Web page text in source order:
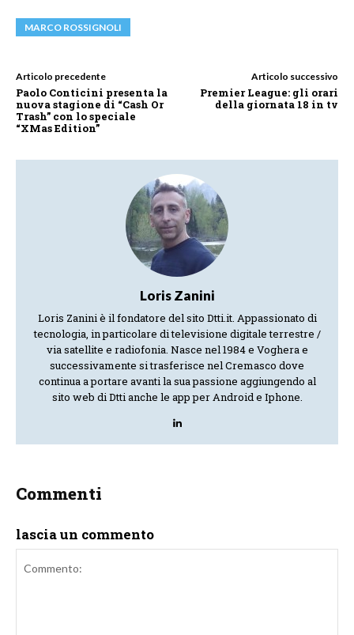
MARCO ROSSIGNOLI
Articolo precedente
Paolo Conticini presenta la
nuova stagione di “Cash Or
Trash” con lo speciale
“XMas Edition”
Articolo successivo
Premier League: gli orari
della giornata 18 in tv
Loris Zanini
Loris Zanini è il fondatore del sito Dtti.it. Appassionato di
tecnologia, in particolare di televisione digitale terrestre /
via satellite e radiofonia. Nasce nel 1984 e Voghera e
successivamente si trasferisce nel Cremasco dove
continua a portare avanti la sua passione aggiungendo al
sito web di Dtti anche le app per Android e Iphone.
Commenti
lascia un commento